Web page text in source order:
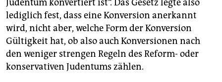
Judentum konvertiert ist“. Das Gesetz legte also
lediglich fest, dass eine Konversion anerkannt
wird, nicht aber, welche Form der Konversion
Gültigkeit hat, ob also auch Konversionen nach
den weniger strengen Regeln des Reform- oder
konservativen Judentums zählen.